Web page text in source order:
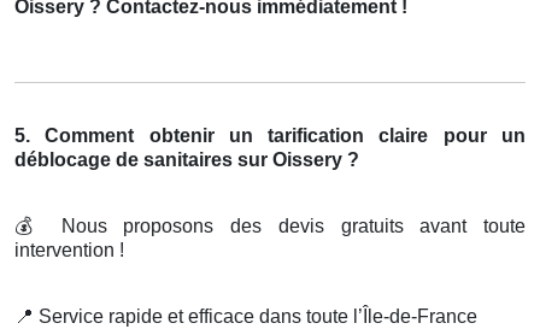
Oissery ? Contactez-nous immédiatement !
5. Comment obtenir un tarification claire pour un
déblocage de sanitaires sur Oissery ?
💰
Nous proposons des devis gratuits avant toute
intervention !
📍 Service rapide et efficace dans toute l’Île-de-France